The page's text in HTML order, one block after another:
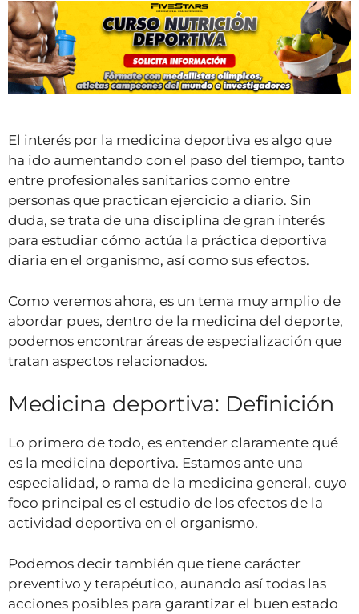
El interés por la medicina deportiva es algo que
ha ido aumentando con el paso del tiempo, tanto
entre profesionales sanitarios como entre
personas que practican ejercicio a diario. Sin
duda, se trata de una disciplina de gran interés
para estudiar cómo actúa la práctica deportiva
diaria en el organismo, así como sus efectos.
Como veremos ahora, es un tema muy amplio de
abordar pues, dentro de la medicina del deporte,
podemos encontrar áreas de especialización que
tratan aspectos relacionados.
Medicina deportiva: Definición
Lo primero de todo, es entender claramente qué
es la medicina deportiva. Estamos ante una
especialidad, o rama de la medicina general, cuyo
foco principal es el estudio de los efectos de la
actividad deportiva en el organismo.
Podemos decir también que tiene carácter
preventivo y terapéutico, aunando así todas las
acciones posibles para garantizar el buen estado